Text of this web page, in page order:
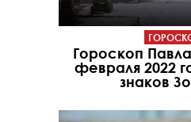
Гороскоп
февраля 2022
знаков